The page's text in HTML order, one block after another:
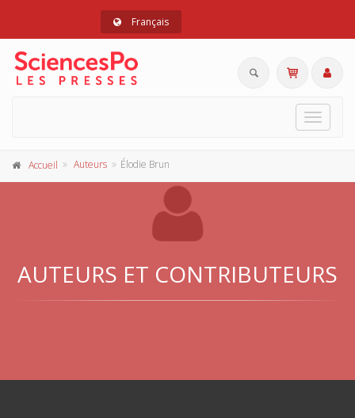
Français
Toggle
Accueil Auteurs Élodie Brun
AUTEURS ET CONTRIBUTEURS